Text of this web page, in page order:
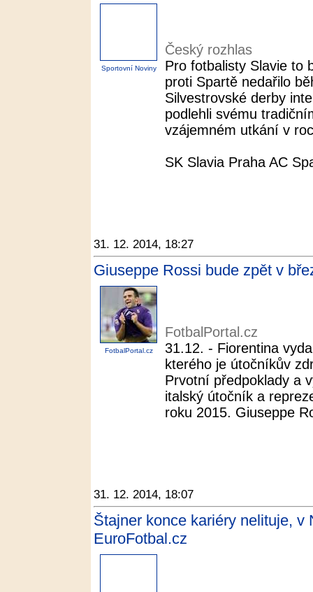
Sportovní Noviny
Český rozhlas
Pro fotbalisty Slavie to
proti Spartě nedařilo
Silvestrovské derby
podlehli svému
vzájemném utkání v
SK Slavia Praha AC
31. 12. 2014, 18:27
Giuseppe Rossi bude zpět v
FotbalPortal.cz
FotbalPortal.cz
31.12. - Fiorentina
kterého je útočníkův
Prvotní předpoklady a
italský útočník a
roku 2015. Giuseppe
31. 12. 2014, 18:07
Štajner konce kariéry nelituje, v
EuroFotbal.cz